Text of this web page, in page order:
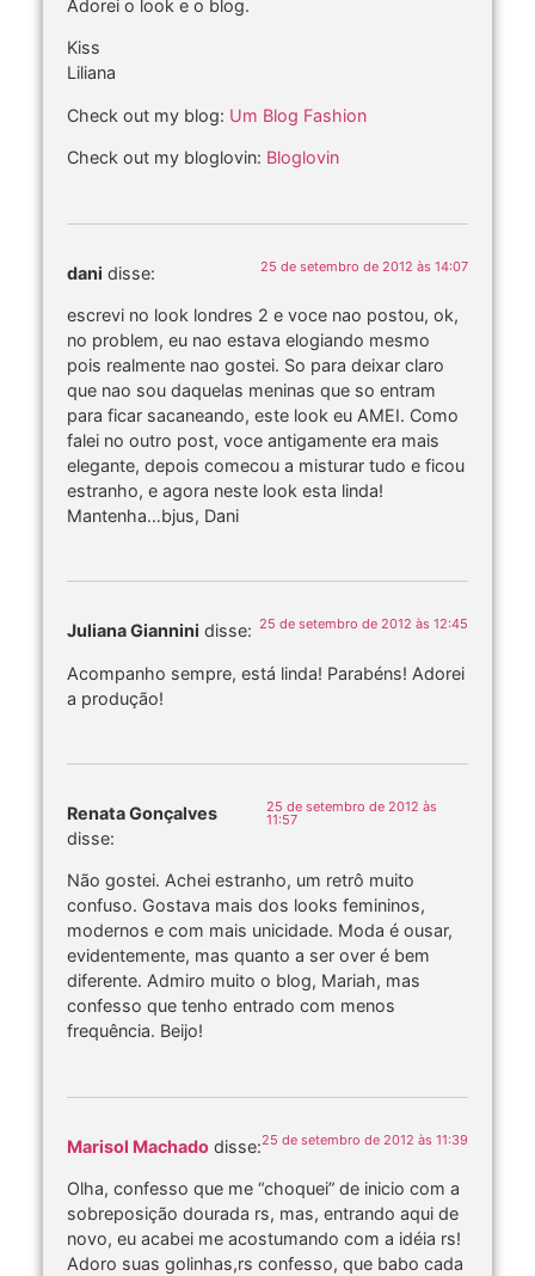
Adorei o look e o blog.
Kiss
Liliana
Check out my blog: Um Blog Fashion
Check out my bloglovin: Bloglovin
dani disse: 25 de setembro de 2012 às 14:07
escrevi no look londres 2 e voce nao postou, ok,
no problem, eu nao estava elogiando mesmo
pois realmente nao gostei. So para deixar claro
que nao sou daquelas meninas que so entram
para ficar sacaneando, este look eu AMEI. Como
falei no outro post, voce antigamente era mais
elegante, depois comecou a misturar tudo e ficou
estranho, e agora neste look esta linda!
Mantenha…bjus, Dani
Juliana Giannini disse: 25 de setembro de 2012 às 12:45
Acompanho sempre, está linda! Parabéns! Adorei
a produção!
Renata Gonçalves
disse:
25 de setembro de 2012 às
11:57
Não gostei. Achei estranho, um retrô muito
confuso. Gostava mais dos looks femininos,
modernos e com mais unicidade. Moda é ousar,
evidentemente, mas quanto a ser over é bem
diferente. Admiro muito o blog, Mariah, mas
confesso que tenho entrado com menos
frequência. Beijo!
Marisol Machado disse:25 de setembro de 2012 às 11:39
Olha, confesso que me “choquei” de inicio com a
sobreposição dourada rs, mas, entrando aqui de
novo, eu acabei me acostumando com a idéia rs!
Adoro suas golinhas,rs confesso, que babo cada